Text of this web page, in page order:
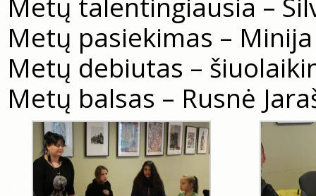
Metų talentingiausia –
Metų pasiekimas –
Metų debiutas –
Metų balsas – Rusnė